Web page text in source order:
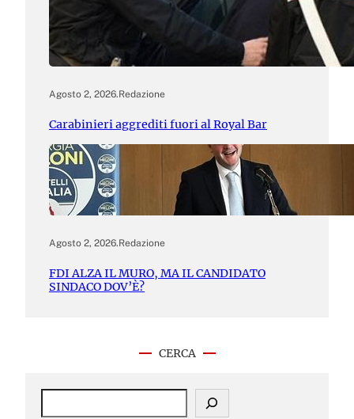
Agosto 2, 2026.Redazione
Carabinieri aggrediti fuori al Royal Bar
Agosto 2, 2026.Redazione
FDI ALZA IL MURO, MA IL CANDIDATO
SINDACO DOV’È?
CERCA
S